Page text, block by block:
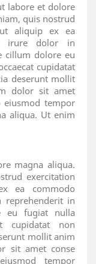
labore et dolore
quis nostrud
aliquip ex ea
irure dolor in
cillum dolore eu
cupidatat
deserunt mollit
dolor sit amet
eiusmod tempor
aliqua. Ut enim
magna aliqua.
exercitation
ea commodo
reprehenderit in
eu fugiat nulla
cupidatat non
mollit anim
sit amet conse
tempor